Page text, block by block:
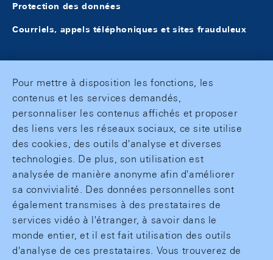
Protection des données
Courriels, appels téléphoniques et sites frauduleux
Pour mettre à disposition les fonctions, les
contenus et les services demandés,
personnaliser les contenus affichés et proposer
des liens vers les réseaux sociaux, ce site utilise
des cookies, des outils d'analyse et diverses
technologies. De plus, son utilisation est
analysée de manière anonyme afin d'améliorer
sa convivialité. Des données personnelles sont
également transmises à des prestataires de
services vidéo à l'étranger, à savoir dans le
monde entier, et il est fait utilisation des outils
d'analyse de ces prestataires. Vous trouverez de